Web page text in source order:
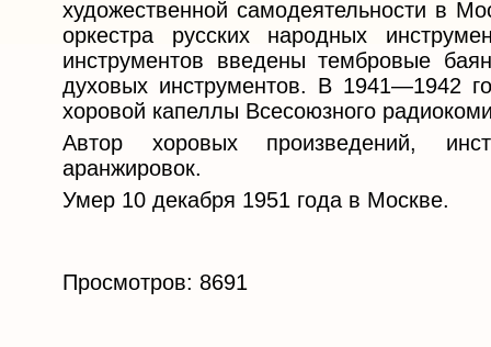
художественной самодеятельности в
оркестра русских народных
инструментов введены тембровые
духовых инструментов. В 1941—1942
хоровой капеллы Всесоюзного
Автор хоровых произведений,
аранжировок.
Умер 10 декабря 1951 года в Москве.
Просмотров: 8691